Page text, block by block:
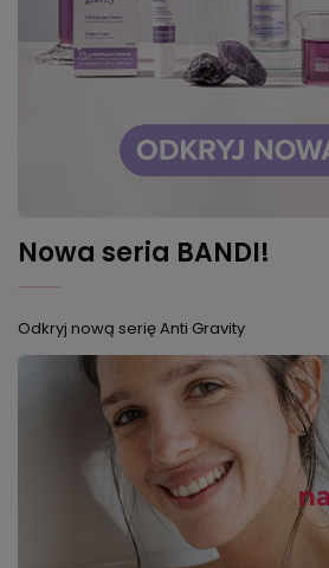
Nowa seria BANDI!
Odkryj nową serię Anti Gravity